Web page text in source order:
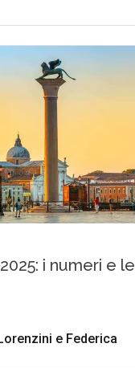
i numeri e le
e Federica